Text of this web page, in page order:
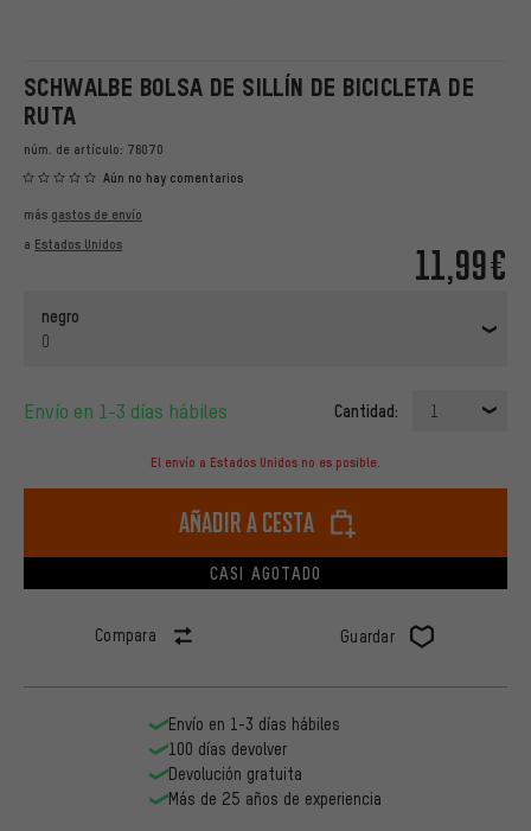
SCHWALBE BOLSA DE SILLÍN DE BICICLETA DE
RUTA
núm. de artículo: 76070
Aún no hay comentarios
11,99€
más gastos de envío
a Estados Unidos
negro
0
Envío en 1-3 días hábiles Cantidad: 1
El envío a Estados Unidos no es posible.
Añadir a cesta
CASI AGOTADO
Compara Guardar
Envío en 1-3 días hábiles
100 días devolver
Devolución gratuita
Más de 25 años de experiencia